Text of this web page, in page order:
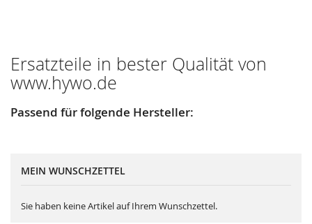
Ersatzteile in bester Qualität von
www.hywo.de
Passend für folgende Hersteller:
MEIN WUNSCHZETTEL
Sie haben keine Artikel auf Ihrem Wunschzettel.